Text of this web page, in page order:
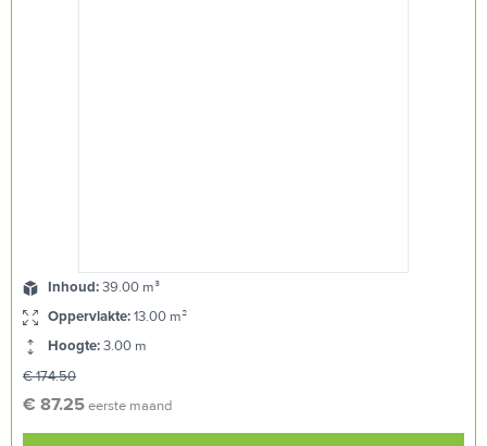
Inhoud:39.00 m³
Oppervlakte:13.00 m²
Hoogte:3.00 m
€ 174.50
€ 87.25eerste maand